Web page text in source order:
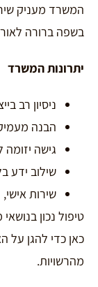
המשרד מעניק
בשפה ברורה
יתרונות המשרד
ניסיון רב
הבנה
גישה
שילוב ידע
שירות אישי,
טיפול נכון
כאן כדי להגן על
מהרשויות.